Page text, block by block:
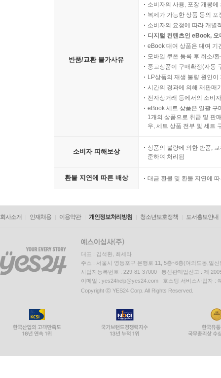
반품/교환 불가사유
소비자의 사용, 포장 개봉
복제가 가능한 상품 등의
소비자의 요청에 따라 개별
디지털 컨텐츠인 eBook,
eBook 대여 상품은 대여 기
모바일 쿠폰 등록 후 취소/
중고상품이 구매확정(자동
LP상품의 재생 불량 원인
시간의 경과에 의해 재판매
전자상거래 등에서의 소비
eBook 세트 상품은 일괄 구
1개의 상품으로 취급 및 판
우, 세트 상품 전부 및 세트
소비자 피해보상
상품의 불량에 의한 반품,
준하여 처리됨
환불 지연에 따른 배상 대금 환불 및 환불 지연에
회사소개 인재채용 이용약관 개인정보처리방침 청소년보호정책 도서홍보안내
대표 : 김석환, 최세라
주소 : 서울시 영등포구 은행로 11, 5층~6층(여의도동,일신
사업자등록번호 : 229-81-37000 통신판매업신고 : 제
이메일 : yes24help@yes24.com 호스팅 서비스사업자 :
Copyright ⓒ YES24 Corp. All Rights Reserved.